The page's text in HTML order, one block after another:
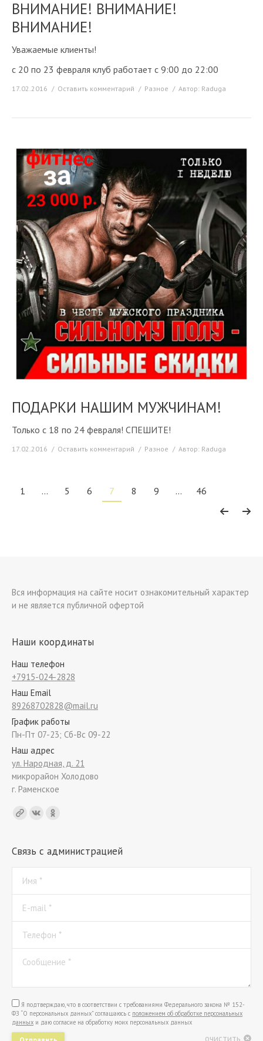
ВНИМАНИЕ! ВНИМАНИЕ!
ВНИМАНИЕ!
Уважаемые клиенты!
с 20 по 23 февраля клуб работает с 9:00 до 22:00
17.02.2016 Оставить комментарий Разное Автор: Raduga
ПОДАРКИ НАШИМ МУЖЧИНАМ!
Только с 18 по 24 февраля! СПЕШИТЕ!
17.02.2016 Оставить комментарий Разное Автор: Raduga
1 … 5 6 7 8 9 … 46
Вся информация на сайте носит ознакомительный характер
и не является публичной офертой
Наши координаты
Наш телефон
+7915-024-2828
Наш Email
89268702828@mail.ru
График работы
Пн-Пт 07-23; Сб-Вс 09-22
Наш адрес
ул. Народная, д. 21
микрорайон Холодово
г. Раменское
Find us on:
Связь с администрацией
Имя *
E-mail *
Телефон *
Сообщение *
Я подтверждаю, что в соответствии с требованиями Федерального закона № 152-
ФЗ “О персональных данных” соглашаюсь с положением об обработке персональных
данных и даю согласие на обработку моих персональных данных
Отправить очистить